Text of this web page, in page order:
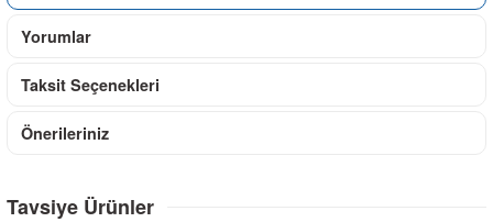
Yorumlar
Taksit Seçenekleri
Önerileriniz
Tavsiye Ürünler